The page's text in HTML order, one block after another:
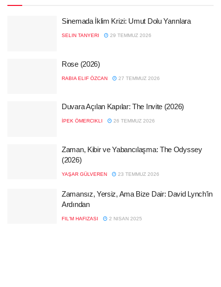
Sinemada İklim Krizi: Umut Dolu Yarınlara
SELIN TANYERI 29 TEMMUZ 2026
Rose (2026)
RABIA ELIF ÖZCAN 27 TEMMUZ 2026
Duvara Açılan Kapılar: The Invite (2026)
İPEK ÖMERCIKLI 26 TEMMUZ 2026
Zaman, Kibir ve Yabancılaşma: The Odyssey
(2026)
YAŞAR GÜLVEREN 23 TEMMUZ 2026
Zamansız, Yersiz, Ama Bize Dair: David Lynch’in
Ardından
FIL'M HAFIZASI 2 NISAN 2025